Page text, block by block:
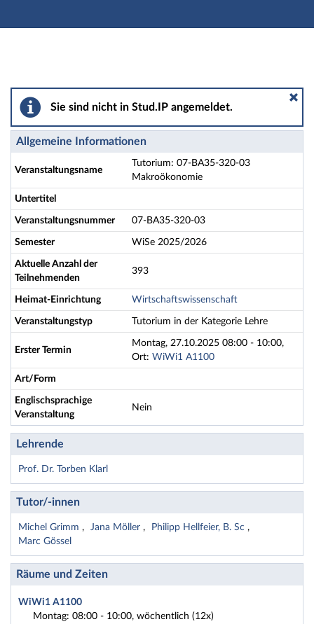
Hauptnavigation
Tutorium: 07-BA35-320-03 Makroökonomie - Details
Sie sind nicht in Stud.IP angemeldet.
Allgemeine Informationen
Veranstaltungsname
Tutorium: 07-BA35-320-03
Makroökonomie
Untertitel
Veranstaltungsnummer 07-BA35-320-03
Semester WiSe 2025/2026
Aktuelle Anzahl der
Teilnehmenden
393
Heimat-Einrichtung Wirtschaftswissenschaft
Veranstaltungstyp Tutorium in der Kategorie Lehre
Erster Termin
Montag, 27.10.2025 08:00 - 10:00,
Ort: WiWi1 A1100
Art/Form
Englischsprachige
Veranstaltung
Nein
Lehrende
Prof. Dr. Torben Klarl
Tutor/-innen
Michel Grimm Jana Möller
Philipp Hellfeier, B. Sc
Marc Gössel
Räume und Zeiten
WiWi1 A1100
Montag: 08:00 - 10:00, wöchentlich (12x)